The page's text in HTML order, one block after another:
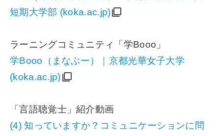
短期大学部 (koka.ac.jp)
ラーニングコミュニティ「学Booo」
学Booo（まなぶー）｜京都光華女子大学
(koka.ac.jp)
「言語聴覚士」紹介動画
(4) 知っていますか？コミュニケーションに問